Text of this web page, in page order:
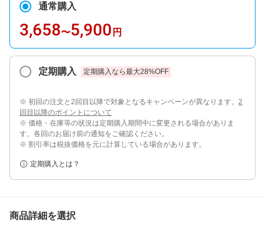
通常購入
3,658〜5,900 円
定期購入 定期購入なら最大28%OFF
※ 初回の注文と2回目以降で対象となるキャンペーンが異なります。 2
回目以降のポイントについて
※ 価格・在庫等の状況は定期購入期間中に変更される場合がありま
す。各回のお届け前の通知をご確認ください。
※ 割引率は税抜価格を元に計算している場合があります。
定期購入とは？
商品詳細を選択